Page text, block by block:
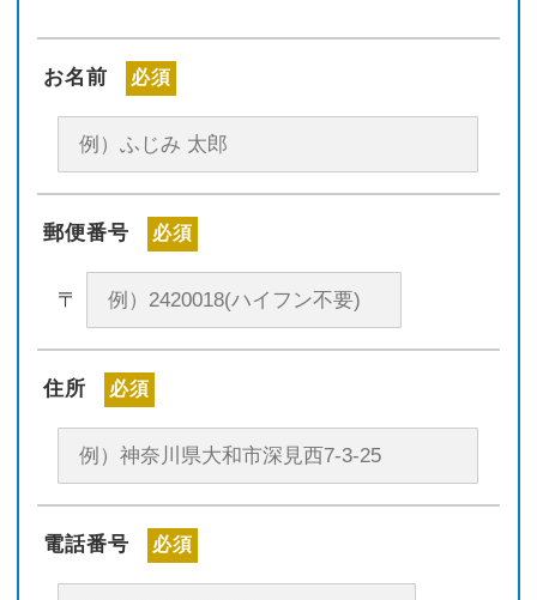
お名前 必須
郵便番号 必須
〒
住所 必須
電話番号 必須